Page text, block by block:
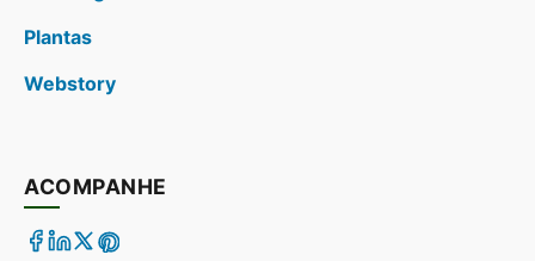
Plantas
Webstory
ACOMPANHE